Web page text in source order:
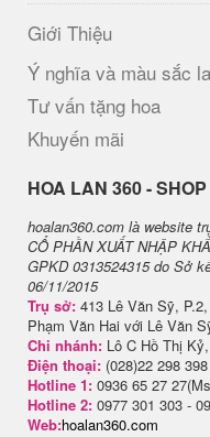
Giới Thiệu
Ý nghĩa và màu sắc
Tư vấn tặng hoa
Khuyến mãi
H​OA LAN 360 -
hoalan360.com là website
CỔ PHẦN XUẤT NHẬP
GPKD 0313524315 do Sở
06/11/2015
Trụ sở: 413 Lê Văn Sỹ,
Phạm Văn Hai với Lê Văn
Chi nhánh: Lô C Hồ Thị
Điện thoại: (028)22 298 398
Hotline 1: 0936 65 27
Hotline 2: 0977 301 303 -
Web:hoalan360.com